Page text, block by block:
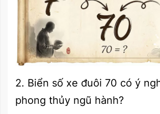
2. Biển số xe đuôi 70 có ý
phong thủy ngũ hành?